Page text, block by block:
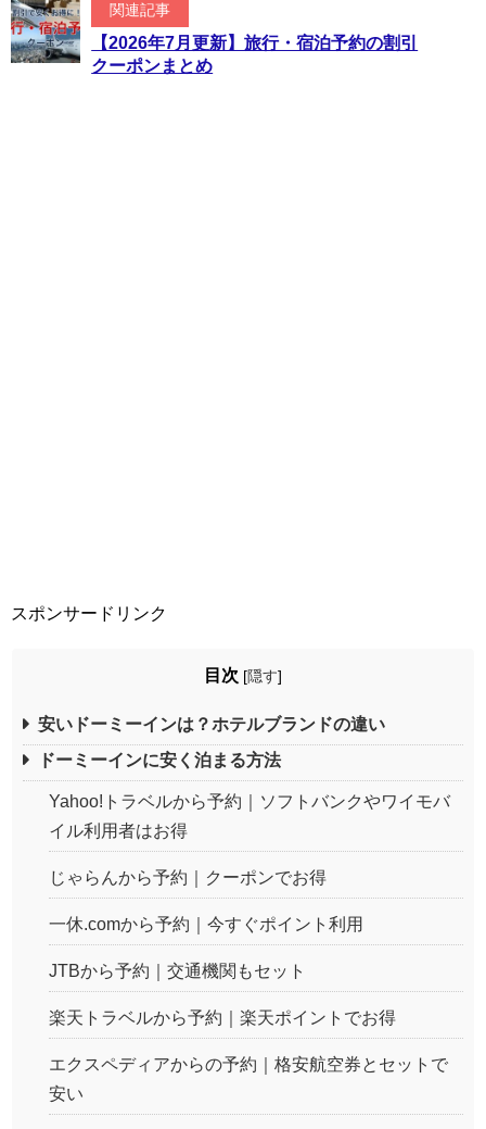
関連記事
【2026年7月更新】旅行・宿泊予約の割引
クーポンまとめ
スポンサードリンク
目次 [隠す]
安いドーミーインは？ホテルブランドの違い
ドーミーインに安く泊まる方法
Yahoo!トラベルから予約｜ソフトバンクやワイモバ
イル利用者はお得
じゃらんから予約｜クーポンでお得
一休.comから予約｜今すぐポイント利用
JTBから予約｜交通機関もセット
楽天トラベルから予約｜楽天ポイントでお得
エクスペディアからの予約｜格安航空券とセットで
安い